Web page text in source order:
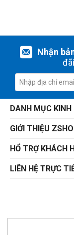
Nhận
DANH MỤC KINH
GIỚI THIỆU
HỔ TRỢ KHÁCH
LIÊN HỆ TRỰC